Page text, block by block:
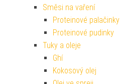
Směsi na vaření
Proteinové palačinky
Proteinové pudinky
Tuky a oleje
Ghí
Kokosový olej